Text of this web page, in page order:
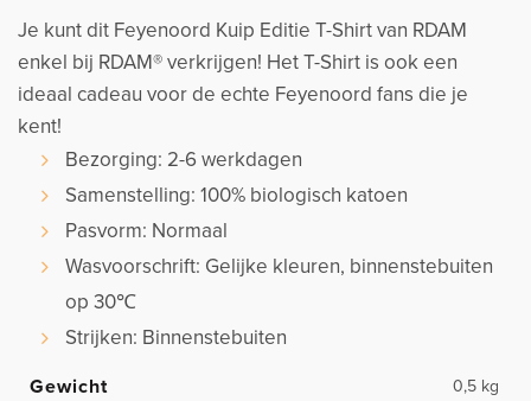
Je kunt dit Feyenoord Kuip Editie T-Shirt van RDAM
enkel bij RDAM® verkrijgen! Het T-Shirt is ook een
ideaal cadeau voor de echte Feyenoord fans die je
kent!
Bezorging: 2-6 werkdagen
Samenstelling: 100% biologisch katoen
Pasvorm: Normaal
Wasvoorschrift: Gelijke kleuren, binnenstebuiten
op 30℃
Strijken: Binnenstebuiten
Gewicht 0,5 kg